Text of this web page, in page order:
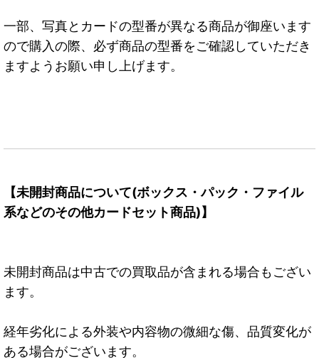
一部、写真とカードの型番が異なる商品が御座います
ので購入の際、必ず商品の型番をご確認していただき
ますようお願い申し上げます。
【未開封商品について(ボックス・パック・ファイル
系などのその他カードセット商品)】
未開封商品は中古での買取品が含まれる場合もござい
ます。
経年劣化による外装や内容物の微細な傷、品質変化が
ある場合がございます。